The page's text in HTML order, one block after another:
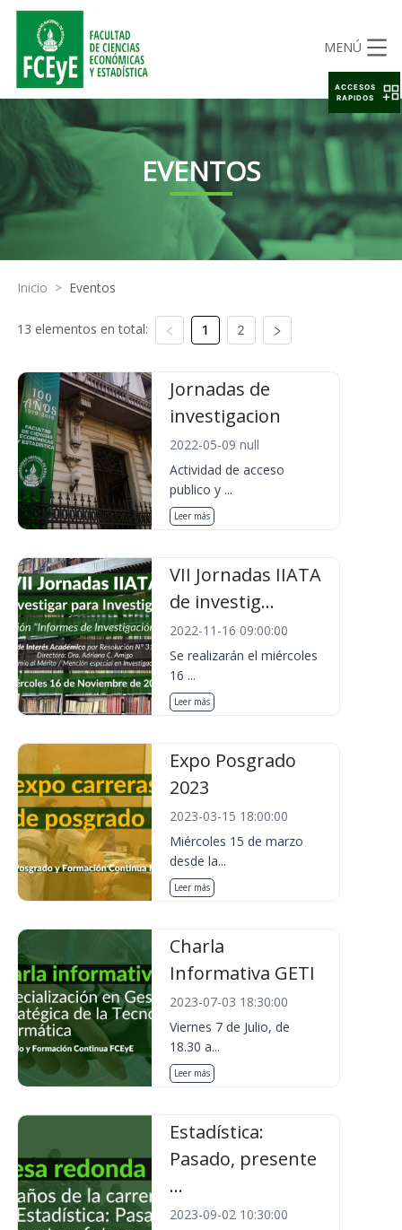
MENÚ
EVENTOS
Inicio > Eventos
13 elementos en total: 1 2
Jornadas de
investigacion
2022-05-09 null
Actividad de acceso
publico y ...
Leer más
VII Jornadas IIATA
de investig...
2022-11-16 09:00:00
Se realizarán el miércoles
16 ...
Leer más
Expo Posgrado
2023
2023-03-15 18:00:00
Miércoles 15 de marzo
desde la...
Leer más
Charla
Informativa GETI
2023-07-03 18:30:00
Viernes 7 de Julio, de
18.30 a...
Leer más
Estadística:
Pasado, presente
...
2023-09-02 10:30:00
ACCESOS
RAPIDOS